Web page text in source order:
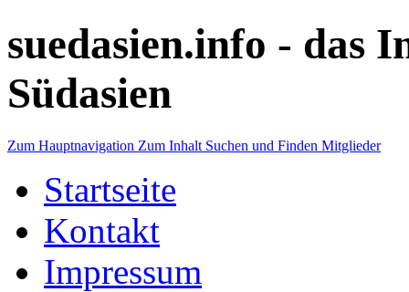
suedasien.info - das
Südasien
Zum Hauptnavigation Zum Inhalt Suchen und Finden Mitglieder
Startseite
Kontakt
Impressum